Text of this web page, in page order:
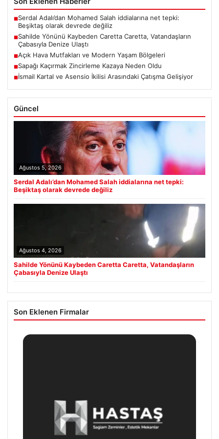
■Serdal Adalı’dan Mohamed Salah iddialarına net tepki:
Beşiktaş olarak devrede değiliz
■Sahilde Yönünü Kaybeden Caretta Caretta, Vatandaşların
Çabasıyla Denize Ulaştı
■Açık Hava Mutfakları ve Modern Yaşam Bölgeleri
■Sapağı Kaçırmak Zincirleme Kazaya Neden Oldu
■İsmail Kartal ve Asensio İkilisi Arasındaki Çatışma Gelişiyor
Güncel
Ağustos 5, 2026
Serdal Adalı’dan Mohamed Salah iddialarına net tepki:
Beşiktaş olarak devrede değiliz
Ağustos 4, 2026
Sahilde Yönünü Kaybeden Caretta Caretta, Vatandaşların
Çabasıyla Denize Ulaştı
Son Eklenen Firmalar